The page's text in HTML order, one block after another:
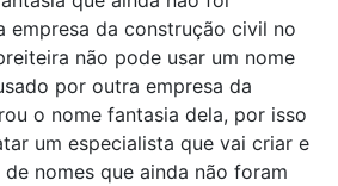
empresa da construção civil no
não pode usar um nome
por outra empresa da
o nome fantasia dela, por isso
um especialista que vai criar e
nomes que ainda não foram